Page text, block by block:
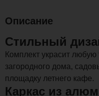
Описание
Стильный
Комплект украсит
загородного дома,
площадку летнего кафе.
Каркас из